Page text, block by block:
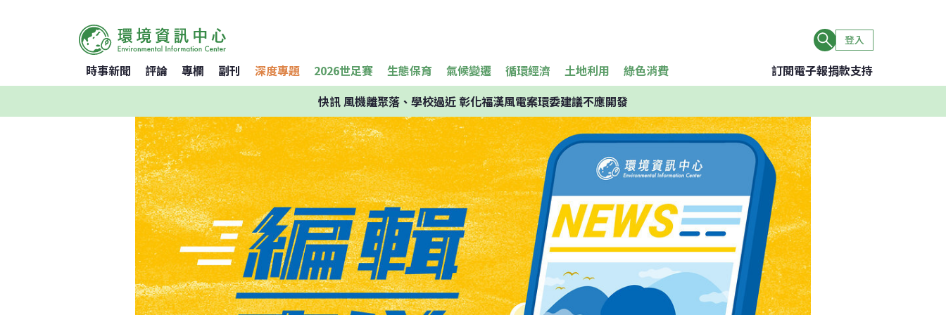
登入
時事新聞 評論 專欄 副刊 深度專題 2026世足賽 生態保育 氣候變遷 循環經濟 土地利用 綠色消費 訂閱電子報捐款支持
快訊風機離聚落、學校過近 彰化福漢風電案環委建議不應開發